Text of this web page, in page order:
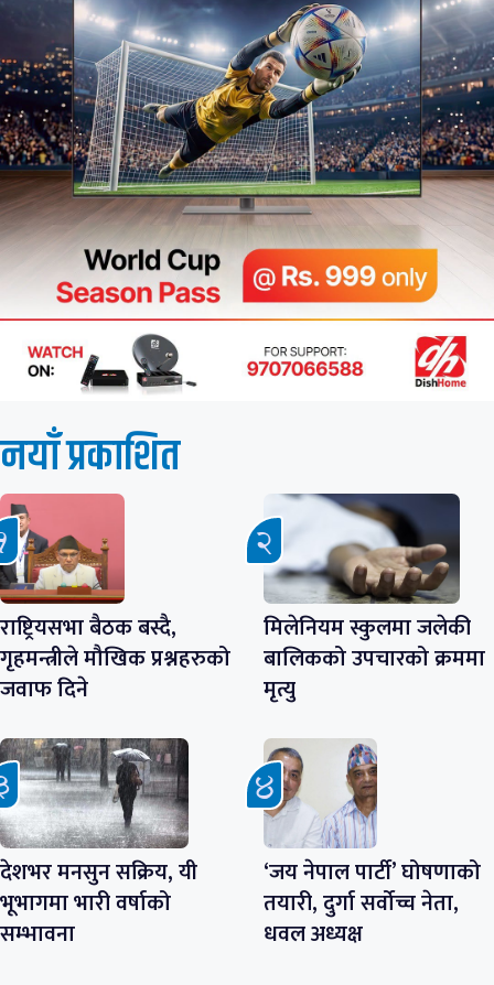
नयाँ प्रकाशित
राष्ट्रियसभा बैठक बस्दै,
गृहमन्त्रीले मौखिक प्रश्नहरुको
जवाफ दिने
मिलेनियम स्कुलमा जलेकी
बालिकको उपचारको क्रममा
मृत्यु
देशभर मनसुन सक्रिय, यी
भूभागमा भारी वर्षाको
सम्भावना
‘जय नेपाल पार्टी’ घोषणाको
तयारी, दुर्गा सर्वोच्च नेता,
धवल अध्यक्ष